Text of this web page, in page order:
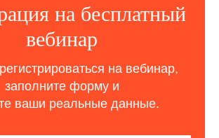
на бесплатный
вебинар
на вебинар,
заполните форму и
ваши реальные данные.